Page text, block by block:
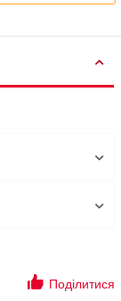
Поділитися